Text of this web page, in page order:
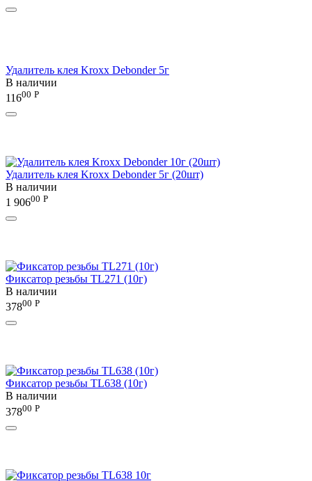
Удалитель клея Kroxx Debonder 5г
В наличии
11600 Р
Удалитель клея Kroxx Debonder 5г (20шт)
В наличии
1 90600 Р
Фиксатор резьбы TL271 (10г)
В наличии
37800 Р
Фиксатор резьбы TL638 (10г)
В наличии
37800 Р